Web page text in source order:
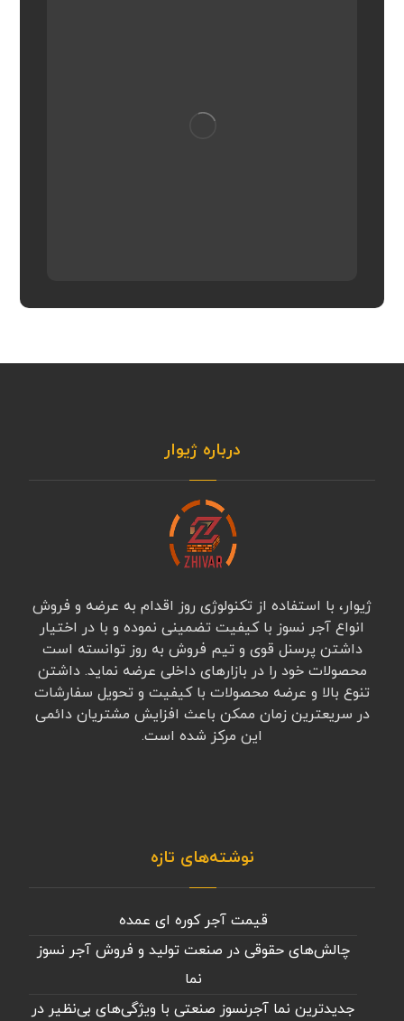
درباره ژیوار
ژیوار، با استفاده از تکنولوژی روز اقدام به عرضه و فروش
انواع آجر نسوز با کیفیت تضمینی نموده و با در اختیار
داشتن پرسنل قوی و تیم فروش به روز توانسته است
محصولات خود را در بازارهای داخلی عرضه نماید. داشتن
تنوع بالا و عرضه محصولات با کیفیت و تحویل سفارشات
در سریعترین زمان ممکن باعث افزایش مشتریان دائمی
این مرکز شده است.
نوشته‌های تازه
قیمت آجر کوره ای عمده
چالش‌های حقوقی در صنعت تولید و فروش آجر نسوز
نما
جدیدترین نما آجرنسوز صنعتی با ویژگی‌های بی‌نظیر در